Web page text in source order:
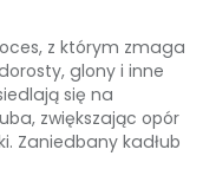
z którym zmaga
glony i inne
się na
zwiększając opór
Zaniedbany kadłub